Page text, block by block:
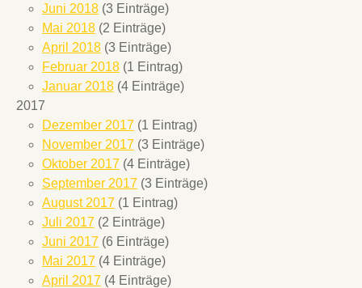
Juni 2018 (3 Einträge)
Mai 2018 (2 Einträge)
April 2018 (3 Einträge)
Februar 2018 (1 Eintrag)
Januar 2018 (4 Einträge)
2017
Dezember 2017 (1 Eintrag)
November 2017 (3 Einträge)
Oktober 2017 (4 Einträge)
September 2017 (3 Einträge)
August 2017 (1 Eintrag)
Juli 2017 (2 Einträge)
Juni 2017 (6 Einträge)
Mai 2017 (4 Einträge)
April 2017 (4 Einträge)